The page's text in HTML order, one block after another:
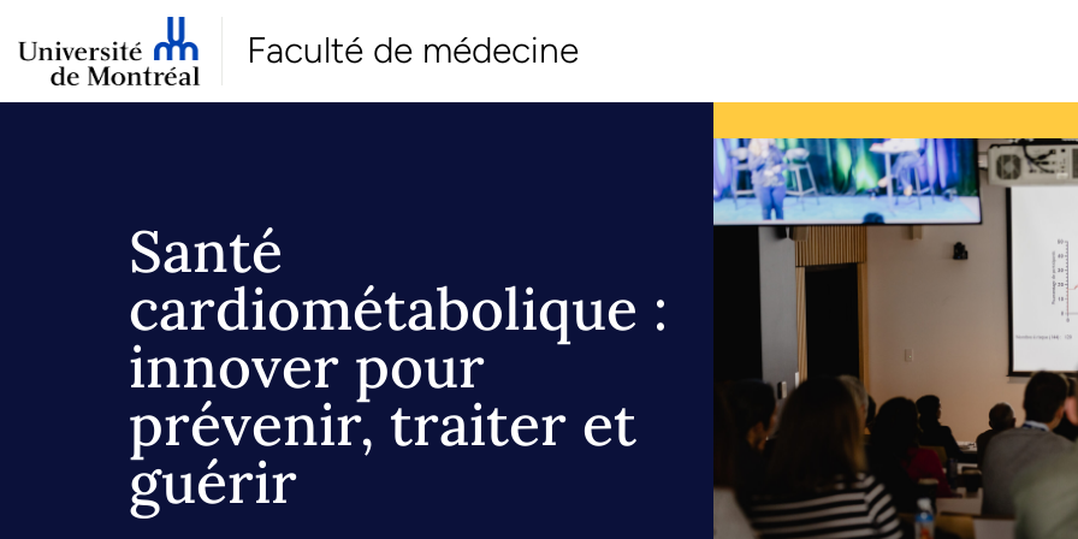
Faculté de médecine
Santé
cardiométabolique :
innover pour
prévenir, traiter et
guérir